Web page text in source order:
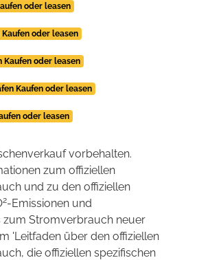
oder leasen
oder leasen
Kaufen oder leasen
Kaufen oder leasen
oder leasen
vorbehalten.
zum offiziellen
und zu den offiziellen
2-Emissionen und
zum Stromverbrauch neuer
'Leitfaden über den offiziellen
die offiziellen spezifischen